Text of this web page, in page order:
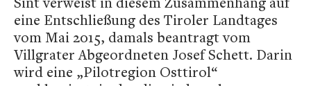
eine Entschließung des Tiroler Landtages
vom Mai 2015, damals beantragt vom
Villgrater Abgeordneten Josef Schett. Darin
wird eine „Pilotregion Osttirol“